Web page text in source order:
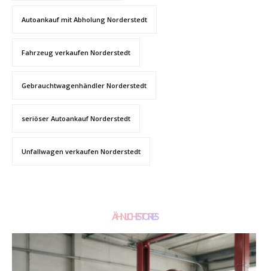
Autoankauf mit Abholung Norderstedt
Fahrzeug verkaufen Norderstedt
Gebrauchtwagenhändler Norderstedt
seriöser Autoankauf Norderstedt
Unfallwagen verkaufen Norderstedt
ÄHNLICHE STORIES